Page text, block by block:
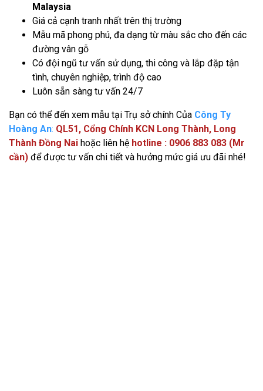
Malaysia
Giá cả cạnh tranh nhất trên thị trường
Mẫu mã phong phú, đa dạng từ màu sắc cho đến các
đường vân gỗ
Có đội ngũ tư vấn sử dụng, thi công và lắp đặp tận
tình, chuyên nghiệp, trình độ cao
Luôn sẵn sàng tư vấn 24/7
Bạn có thể đến xem mẫu tại Trụ sở chính Của Công Ty
Hoàng An: QL51, Cổng Chính KCN Long Thành, Long
Thành Đồng Nai hoặc liên hệ hotline : 0906 883 083 (Mr
cần) để được tư vấn chi tiết và hưởng mức giá ưu đãi nhé!